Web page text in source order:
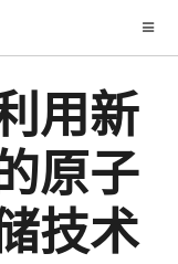
用新
原子
技术